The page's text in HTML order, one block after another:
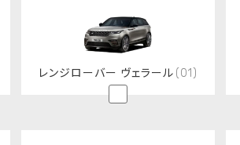
レンジローバー ヴェラール (01)